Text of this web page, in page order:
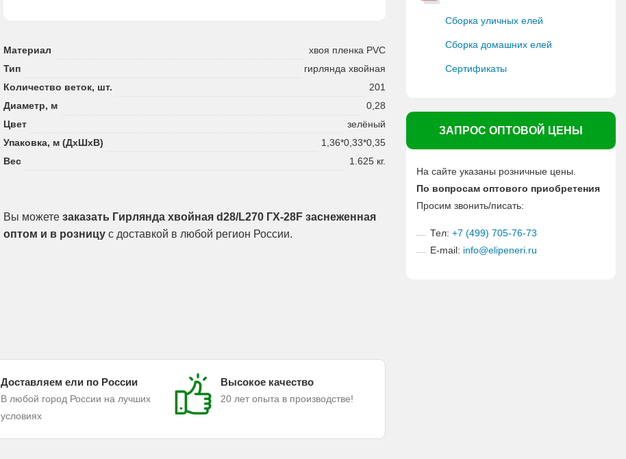
Материал
хвоя пленка PVC
Тип
гирлянда хвойная
Количество веток, шт.
201
Диаметр, м
0,28
Цвет
зелёный
Упаковка, м (ДхШхВ)
1,36*0,33*0,35
Вес
1.625 кг.
Вы можете заказать Гирлянда хвойная d28/L270 ГХ-28F заснеженная
оптом и в розницу с доставкой в любой регион России.
Доставляем ели по России
В любой город России на лучших
условиях
Высокое качество
20 лет опыта в производстве!
Сборка уличных елей
Сборка домашних елей
Сертификаты
ЗАПРОС ОПТОВОЙ ЦЕНЫ
На сайте указаны розничные цены.
По вопросам оптового приобретения
Просим звонить/писать:
Тел: +7 (499) 705-76-73
E-mail: info@elipeneri.ru